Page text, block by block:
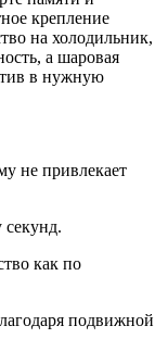
крепление
на холодильник,
а шаровая
в нужную
не привлекает
секунд.
как по
подвижной